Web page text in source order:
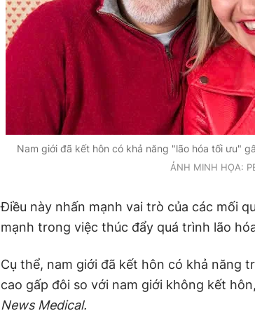
Nam giới đã kết hôn có khả năng "lão hóa tối ưu"
ẢNH MINH HỌA:
Điều này nhấn mạnh vai trò của các mối
mạnh trong việc thúc đẩy quá trình lão
Cụ thể, nam giới đã kết hôn có khả năng
cao gấp đôi so với nam giới không kết
News Medical.